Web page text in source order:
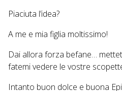
Piaciuta l’idea?
A me e mia figlia moltissimo!
Dai allora forza befane…
fatemi vedere le vostre
Intanto buon dolce e buona